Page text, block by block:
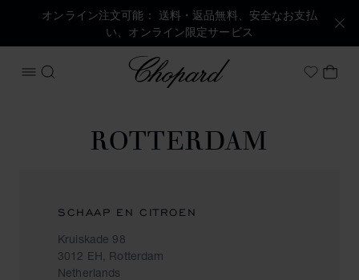
オンライン注文可能： 送料・返品無料、安全なお支払
い、オンライン限定サービス
メニューを開く
検索する
Chopard
Myマ
ROTTERDAM
SCHAAP EN CITROEN
Kruiskade 98
3012 EH, Rotterdam
Netherlands